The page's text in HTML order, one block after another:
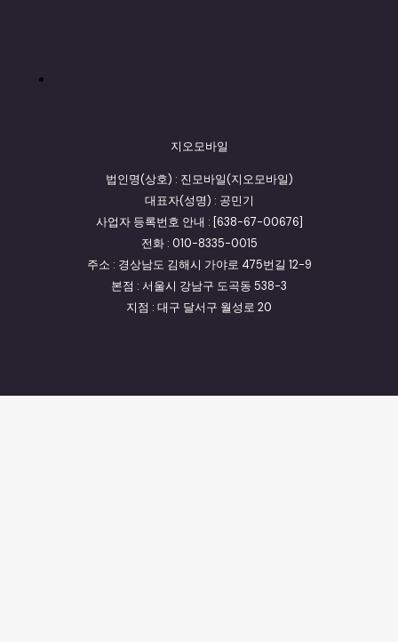
지오모바일
법인명(상호) : 진모바일(지오모바일)
대표자(성명) : 공민기
사업자 등록번호 안내 : [638-67-00676]
전화 : 010-8335-0015
주소 : 경상남도 김해시 가야로 475번길 12-9
본점 : 서울시 강남구 도곡동 538-3
지점 : 대구 달서구 월성로 20